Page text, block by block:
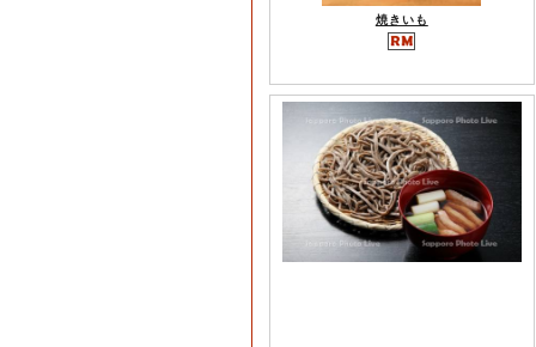
焼きいも